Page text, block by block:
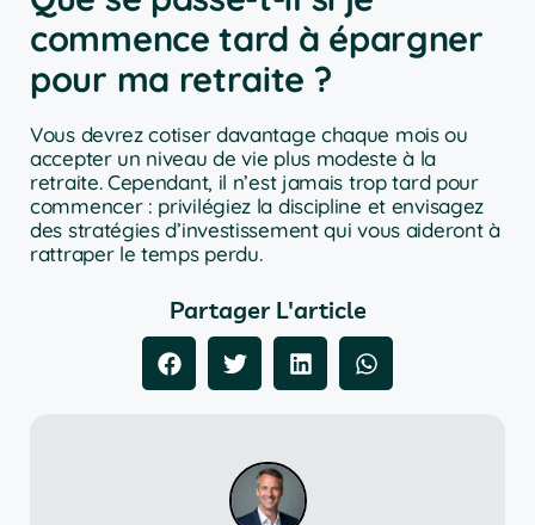
commence tard à épargner
pour ma retraite ?
Vous devrez cotiser davantage chaque mois ou
accepter un niveau de vie plus modeste à la
retraite. Cependant, il n’est jamais trop tard pour
commencer : privilégiez la discipline et envisagez
des stratégies d’investissement qui vous aideront à
rattraper le temps perdu.
Partager L'article